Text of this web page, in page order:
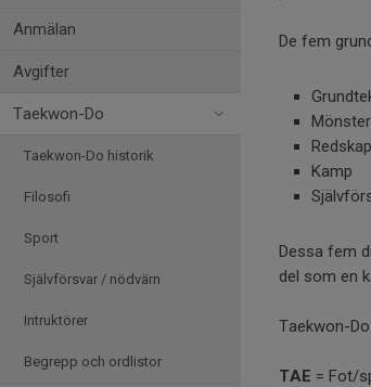
Anmälan
Avgifter
Taekwon-Do
Taekwon-Do historik
Filosofi
Sport
Självförsvar / nödvärn
Intruktörer
Begrepp och ordlistor
De fem
Mönster
Kamp
Dessa fem
del som en
Taekwon-
TAE = Fot/